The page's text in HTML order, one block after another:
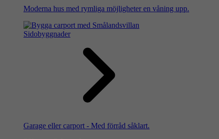
Moderna hus med rymliga möjligheter en våning upp.
Sidobyggnader
Garage eller carport - Med förråd såklart.